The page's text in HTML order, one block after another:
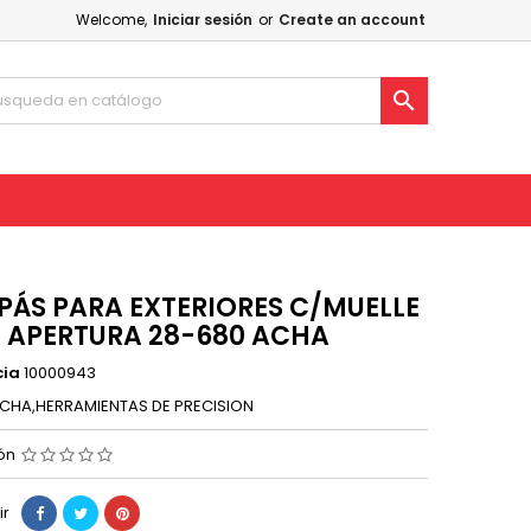
Welcome, Iniciar sesión or Create an account

PARA EXTERIORES C/MUELLE
APERTURA 28-680 ACHA
10000943
DE PRECISION